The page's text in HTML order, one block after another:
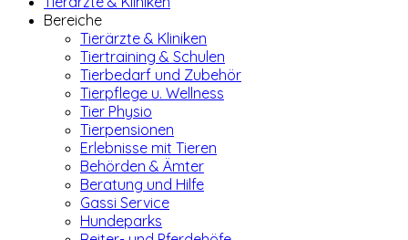
Bereiche
Tierärzte & Kliniken
Tiertraining & Schulen
Tierbedarf und Zubehör
Tierpflege u. Wellness
Tier Physio
Tierpensionen
Erlebnisse mit Tieren
Behörden & Ämter
Beratung und Hilfe
Gassi Service
Hundeparks